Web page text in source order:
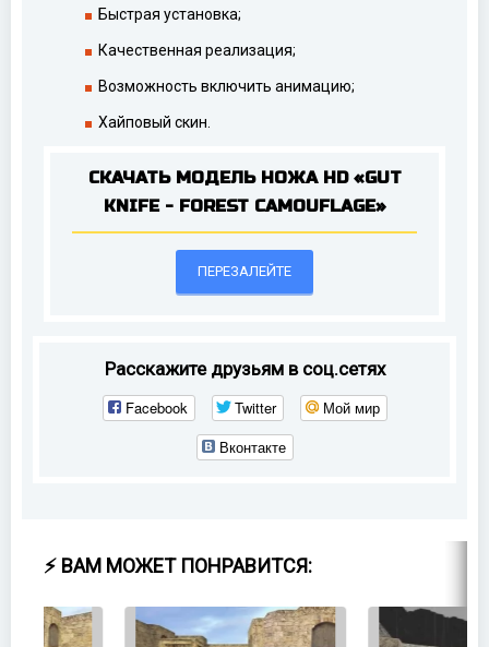
Быстрая установка;
Качественная реализация;
Возможность включить анимацию;
Хайповый скин.
СКАЧАТЬ МОДЕЛЬ НОЖА HD «GUT
KNIFE - FOREST CAMOUFLAGE»
ПЕРЕЗАЛЕЙТЕ
Расскажите друзьям в соц.сетях
Facebook Twitter
Мой мир
Вконтакте
⚡ ВАМ МОЖЕТ ПОНРАВИТСЯ: